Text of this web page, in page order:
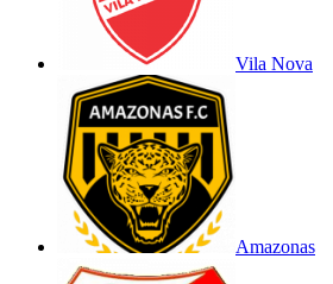
Vila Nova
Amazonas